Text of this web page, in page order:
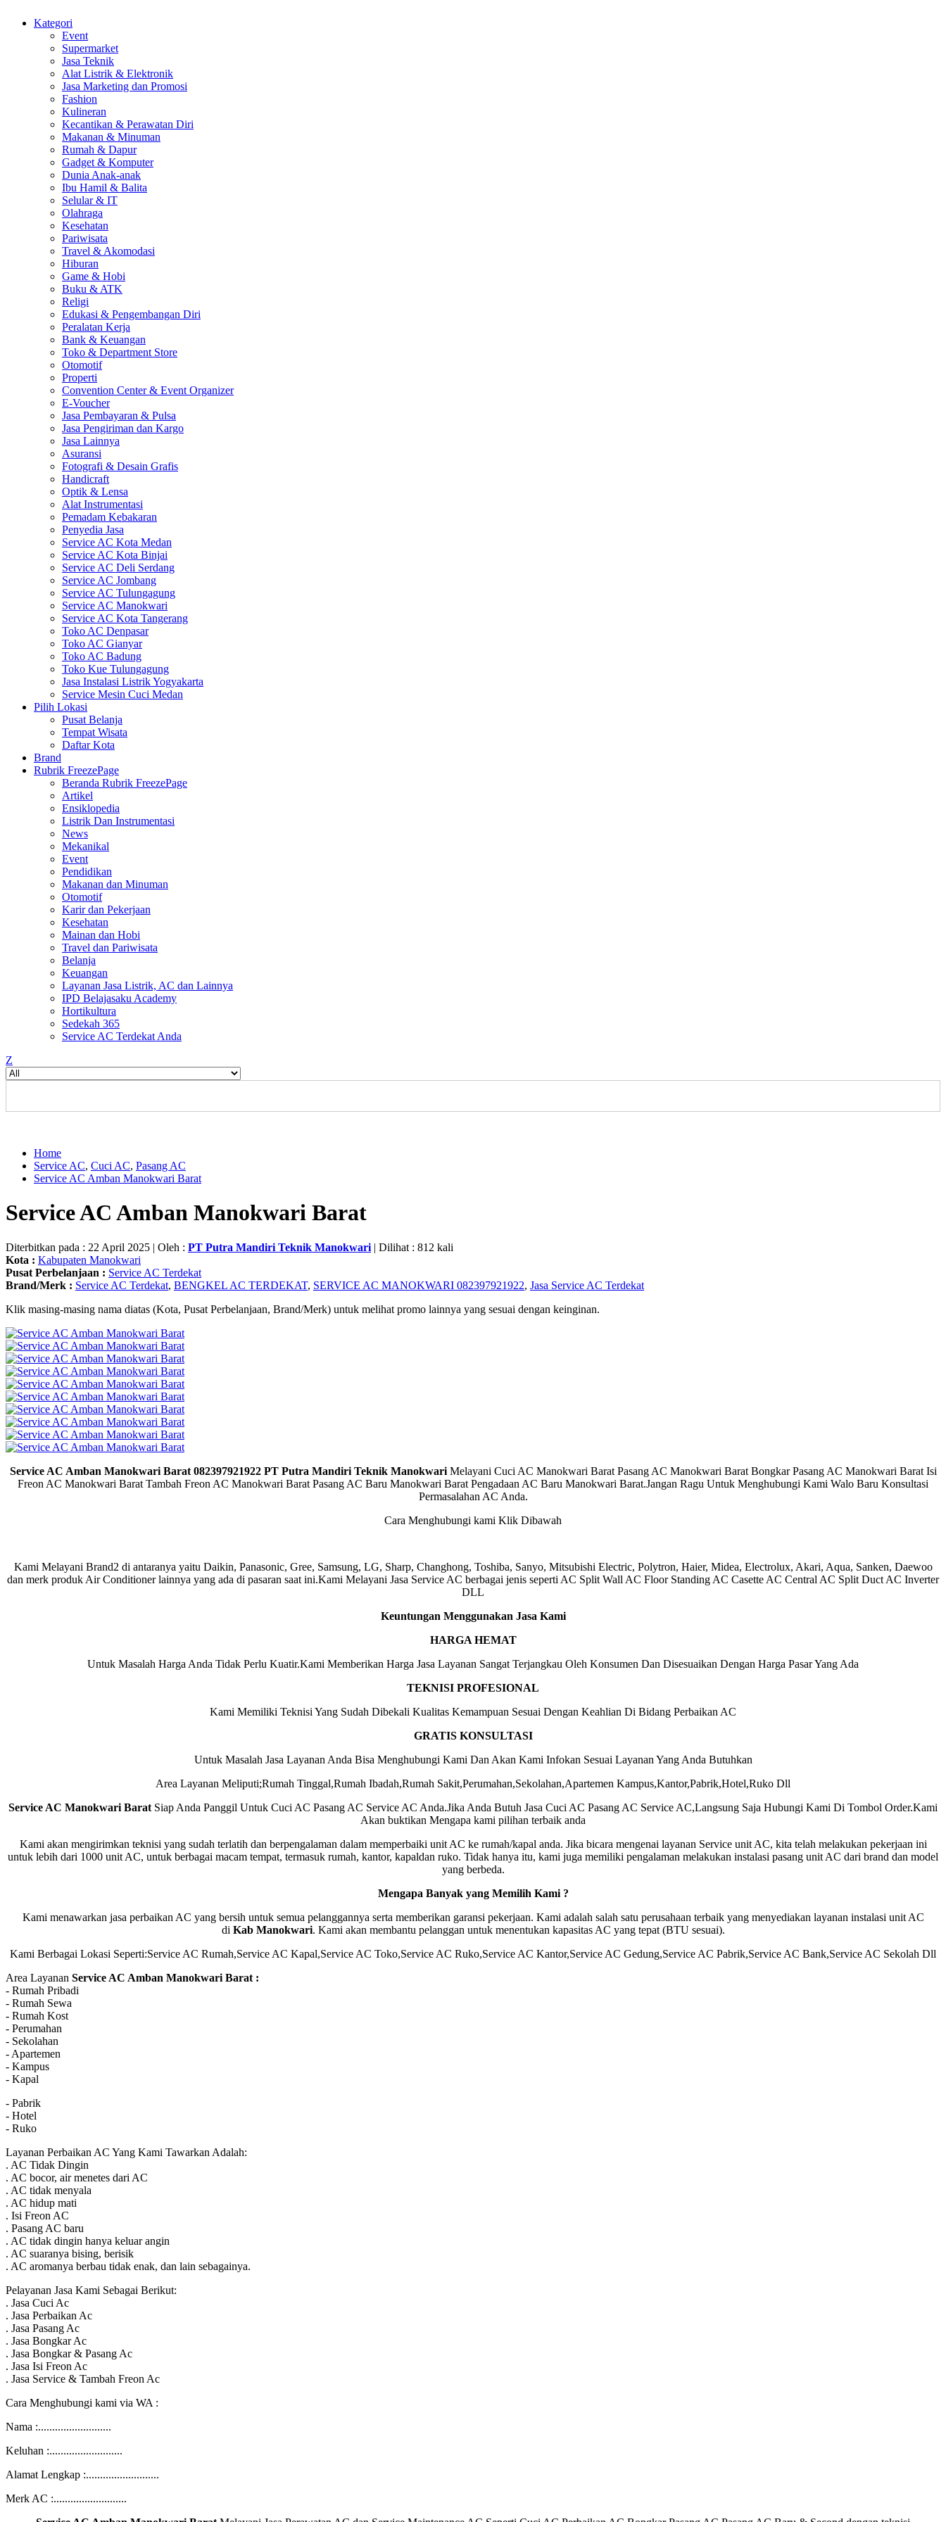
Kategori
Event
Supermarket
Jasa Teknik
Alat Listrik & Elektronik
Jasa Marketing dan Promosi
Fashion
Kulineran
Kecantikan & Perawatan Diri
Makanan & Minuman
Rumah & Dapur
Gadget & Komputer
Dunia Anak-anak
Ibu Hamil & Balita
Selular & IT
Olahraga
Kesehatan
Pariwisata
Travel & Akomodasi
Hiburan
Game & Hobi
Buku & ATK
Religi
Edukasi & Pengembangan Diri
Peralatan Kerja
Bank & Keuangan
Toko & Department Store
Otomotif
Properti
Convention Center & Event Organizer
E-Voucher
Jasa Pembayaran & Pulsa
Jasa Pengiriman dan Kargo
Jasa Lainnya
Asuransi
Fotografi & Desain Grafis
Handicraft
Optik & Lensa
Alat Instrumentasi
Pemadam Kebakaran
Penyedia Jasa
Service AC Kota Medan
Service AC Kota Binjai
Service AC Deli Serdang
Service AC Jombang
Service AC Tulungagung
Service AC Manokwari
Service AC Kota Tangerang
Toko AC Denpasar
Toko AC Gianyar
Toko AC Badung
Toko Kue Tulungagung
Jasa Instalasi Listrik Yogyakarta
Service Mesin Cuci Medan
Pilih Lokasi
Pusat Belanja
Tempat Wisata
Daftar Kota
Brand
Rubrik FreezePage
Beranda Rubrik FreezePage
Artikel
Ensiklopedia
Listrik Dan Instrumentasi
News
Mekanikal
Event
Pendidikan
Makanan dan Minuman
Otomotif
Karir dan Pekerjaan
Kesehatan
Mainan dan Hobi
Travel dan Pariwisata
Belanja
Keuangan
Layanan Jasa Listrik, AC dan Lainnya
IPD Belajasaku Academy
Hortikultura
Sedekah 365
Service AC Terdekat Anda
Z
Home
Service AC, Cuci AC, Pasang AC
Service AC Amban Manokwari Barat
Service AC Amban Manokwari Barat
Diterbitkan pada : 22 April 2025 | Oleh : PT Putra Mandiri Teknik Manokwari | Dilihat : 812 kali
Kota : Kabupaten Manokwari
Pusat Perbelanjaan : Service AC Terdekat
Brand/Merk : Service AC Terdekat, BENGKEL AC TERDEKAT, SERVICE AC MANOKWARI 082397921922, Jasa Service AC Terdekat
Klik masing-masing nama diatas (Kota, Pusat Perbelanjaan, Brand/Merk) untuk melihat promo lainnya yang sesuai dengan keinginan.
Service AC Amban Manokwari Barat 082397921922 PT Putra Mandiri Teknik Manokwari Melayani Cuci AC Manokwari Barat Pasang AC Manokwari Barat Bongkar Pasang AC Manokwari Barat Isi
Freon AC Manokwari Barat Tambah Freon AC Manokwari Barat Pasang AC Baru Manokwari Barat Pengadaan AC Baru Manokwari Barat.Jangan Ragu Untuk Menghubungi Kami Walo Baru Konsultasi
Permasalahan AC Anda.
Cara Menghubungi kami Klik Dibawah
Kami Melayani Brand2 di antaranya yaitu Daikin, Panasonic, Gree, Samsung, LG, Sharp, Changhong, Toshiba, Sanyo, Mitsubishi Electric, Polytron, Haier, Midea, Electrolux, Akari, Aqua, Sanken, Daewoo
dan merk produk Air Conditioner lainnya yang ada di pasaran saat ini.Kami Melayani Jasa Service AC berbagai jenis seperti AC Split Wall AC Floor Standing AC Casette AC Central AC Split Duct AC Inverter
DLL
Keuntungan Menggunakan Jasa Kami
HARGA HEMAT
Untuk Masalah Harga Anda Tidak Perlu Kuatir.Kami Memberikan Harga Jasa Layanan Sangat Terjangkau Oleh Konsumen Dan Disesuaikan Dengan Harga Pasar Yang Ada
TEKNISI PROFESIONAL
Kami Memiliki Teknisi Yang Sudah Dibekali Kualitas Kemampuan Sesuai Dengan Keahlian Di Bidang Perbaikan AC
GRATIS KONSULTASI
Untuk Masalah Jasa Layanan Anda Bisa Menghubungi Kami Dan Akan Kami Infokan Sesuai Layanan Yang Anda Butuhkan
Area Layanan Meliputi;Rumah Tinggal,Rumah Ibadah,Rumah Sakit,Perumahan,Sekolahan,Apartemen Kampus,Kantor,Pabrik,Hotel,Ruko Dll
Service AC Manokwari Barat Siap Anda Panggil Untuk Cuci AC Pasang AC Service AC Anda.Jika Anda Butuh Jasa Cuci AC Pasang AC Service AC,Langsung Saja Hubungi Kami Di Tombol Order.Kami
Akan buktikan Mengapa kami pilihan terbaik anda
Kami akan mengirimkan teknisi yang sudah terlatih dan berpengalaman dalam memperbaiki unit AC ke rumah/kapal anda. Jika bicara mengenai layanan Service unit AC, kita telah melakukan pekerjaan ini
untuk lebih dari 1000 unit AC, untuk berbagai macam tempat, termasuk rumah, kantor, kapaldan ruko. Tidak hanya itu, kami juga memiliki pengalaman melakukan instalasi pasang unit AC dari brand dan model
yang berbeda.
Mengapa Banyak yang Memilih Kami ?
Kami menawarkan jasa perbaikan AC yang bersih untuk semua pelanggannya serta memberikan garansi pekerjaan. Kami adalah salah satu perusahaan terbaik yang menyediakan layanan instalasi unit AC
di Kab Manokwari. Kami akan membantu pelanggan untuk menentukan kapasitas AC yang tepat (BTU sesuai).
Kami Berbagai Lokasi Seperti:Service AC Rumah,Service AC Kapal,Service AC Toko,Service AC Ruko,Service AC Kantor,Service AC Gedung,Service AC Pabrik,Service AC Bank,Service AC Sekolah Dll
Area Layanan Service AC Amban Manokwari Barat :
- Rumah Pribadi
- Rumah Sewa
- Rumah Kost
- Perumahan
- Sekolahan
- Apartemen
- Kampus
- Kapal
- Pabrik
- Hotel
- Ruko
Layanan Perbaikan AC Yang Kami Tawarkan Adalah:
. AC Tidak Dingin
. AC bocor, air menetes dari AC
. AC tidak menyala
. AC hidup mati
. Isi Freon AC
. Pasang AC baru
. AC tidak dingin hanya keluar angin
. AC suaranya bising, berisik
. AC aromanya berbau tidak enak, dan lain sebagainya.
Pelayanan Jasa Kami Sebagai Berikut:
. Jasa Cuci Ac
. Jasa Perbaikan Ac
. Jasa Pasang Ac
. Jasa Bongkar Ac
. Jasa Bongkar & Pasang Ac
. Jasa Isi Freon Ac
. Jasa Service & Tambah Freon Ac
Cara Menghubungi kami via WA :
Nama :..........................
Keluhan :..........................
Alamat Lengkap :..........................
Merk AC :..........................